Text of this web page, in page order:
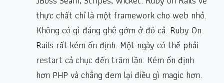
thực chất chỉ là một framework cho web nhỏ.
Không có gì đáng ghê gớm ở đó cả. Ruby On
Rails rất kém ổn định. Một ngày có thể phải
restart cả chục đến trăm lần. Kém ổn định
hơn PHP và chẳng đem lại điều gì magic hơn.